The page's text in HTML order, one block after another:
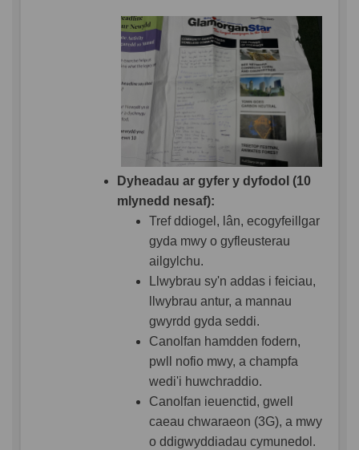
Dyheadau ar gyfer y dyfodol (10
mlynedd nesaf):
Tref ddiogel, lân, ecogyfeillgar
gyda mwy o gyfleusterau
ailgylchu.
Llwybrau sy'n addas i feiciau,
llwybrau antur, a mannau
gwyrdd gyda seddi.
Canolfan hamdden fodern,
pwll nofio mwy, a champfa
wedi'i huwchraddio.
Canolfan ieuenctid, gwell
caeau chwaraeon (3G), a mwy
o ddigwyddiadau cymunedol.